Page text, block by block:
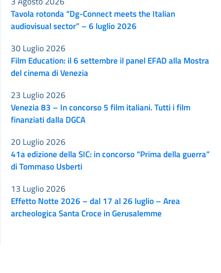
Tavola rotonda “Dg-Connect meets the Italian
audiovisual sector” – 6 luglio 2026
Film Education: il 6 settembre il panel EFAD alla Mostra
del cinema di Venezia
30 Luglio 2026
Venezia 83 – In concorso 5 film italiani. Tutti i film
finanziati dalla DGCA
23 Luglio 2026
41a edizione della SIC: in concorso “Prima della guerra”
di Tommaso Usberti
20 Luglio 2026
Effetto Notte 2026 – dal 17 al 26 luglio – Area
archeologica Santa Croce in Gerusalemme
13 Luglio 2026